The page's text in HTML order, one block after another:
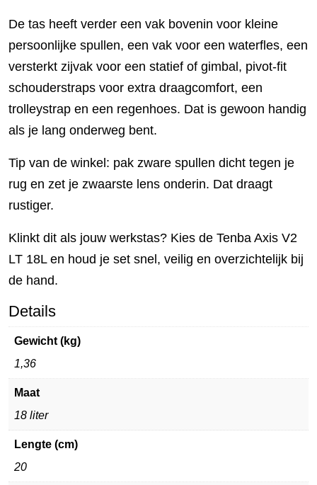
De tas heeft verder een vak bovenin voor kleine
persoonlijke spullen, een vak voor een waterfles, een
versterkt zijvak voor een statief of gimbal, pivot-fit
schouderstraps voor extra draagcomfort, een
trolleystrap en een regenhoes. Dat is gewoon handig
als je lang onderweg bent.
Tip van de winkel: pak zware spullen dicht tegen je
rug en zet je zwaarste lens onderin. Dat draagt
rustiger.
Klinkt dit als jouw werkstas? Kies de Tenba Axis V2
LT 18L en houd je set snel, veilig en overzichtelijk bij
de hand.
Details
Gewicht (kg)
1,36
Maat
18 liter
Lengte (cm)
20